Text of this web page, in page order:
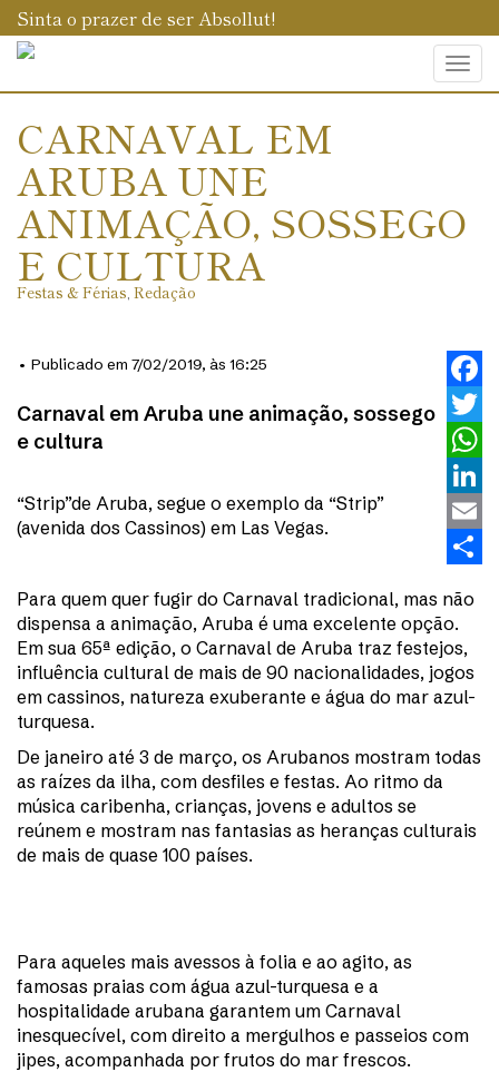
Sinta o prazer de ser Absollut!
CARNAVAL EM
ARUBA UNE
ANIMAÇÃO, SOSSEGO
E CULTURA
Festas & Férias, Redação
• Publicado em 7/02/2019, às 16:25
Email
Carnaval em Aruba une animação, sossego
e cultura
“Strip”de Aruba, segue o exemplo da “Strip”
(avenida dos Cassinos) em Las Vegas.
Para quem quer fugir do Carnaval tradicional, mas não
dispensa a animação, Aruba é uma excelente opção.
Em sua 65ª edição, o Carnaval de Aruba traz festejos,
influência cultural de mais de 90 nacionalidades, jogos
em cassinos, natureza exuberante e água do mar azul-
turquesa.
De janeiro até 3 de março, os Arubanos mostram todas
as raízes da ilha, com desfiles e festas. Ao ritmo da
música caribenha, crianças, jovens e adultos se
reúnem e mostram nas fantasias as heranças culturais
de mais de quase 100 países.
Para aqueles mais avessos à folia e ao agito, as
famosas praias com água azul-turquesa e a
hospitalidade arubana garantem um Carnaval
inesquecível, com direito a mergulhos e passeios com
jipes, acompanhada por frutos do mar frescos.